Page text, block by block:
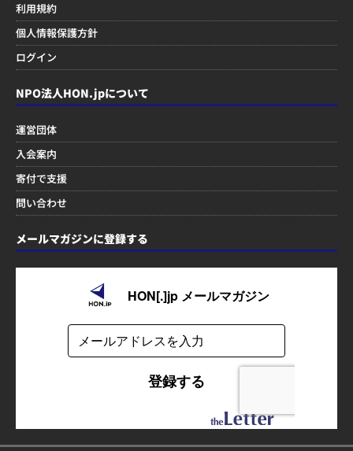
利用規約
個人情報保護方針
ログイン
NPO法人HON.jpについて
運営団体
入会案内
寄付で支援
問い合わせ
メールマガジンに登録する